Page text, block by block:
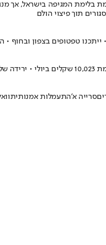
בלימת המגיפה בישראל, אך
תוך פיצוי הולם
• ייתכנו טפטופים בצפון
סרייה א'התעמלות אמנותית